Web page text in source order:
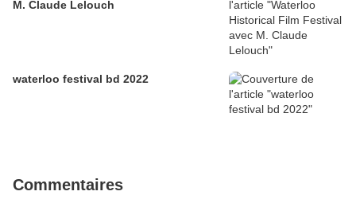
M. Claude Lelouch
waterloo festival bd 2022
Commentaires